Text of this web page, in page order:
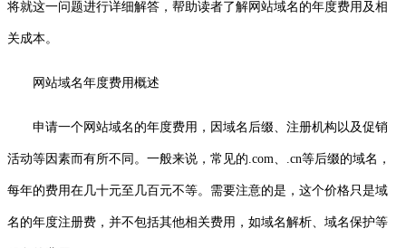
将就这一问题进行详细解答，帮助读者了解网站域名的年度费用及相
关成本。
网站域名年度费用概述
申请一个网站域名的年度费用，因域名后缀、注册机构以及促销
活动等因素而有所不同。一般来说，常见的.com、.cn等后缀的域名，
每年的费用在几十元至几百元不等。需要注意的是，这个价格只是域
名的年度注册费，并不包括其他相关费用，如域名解析、域名保护等